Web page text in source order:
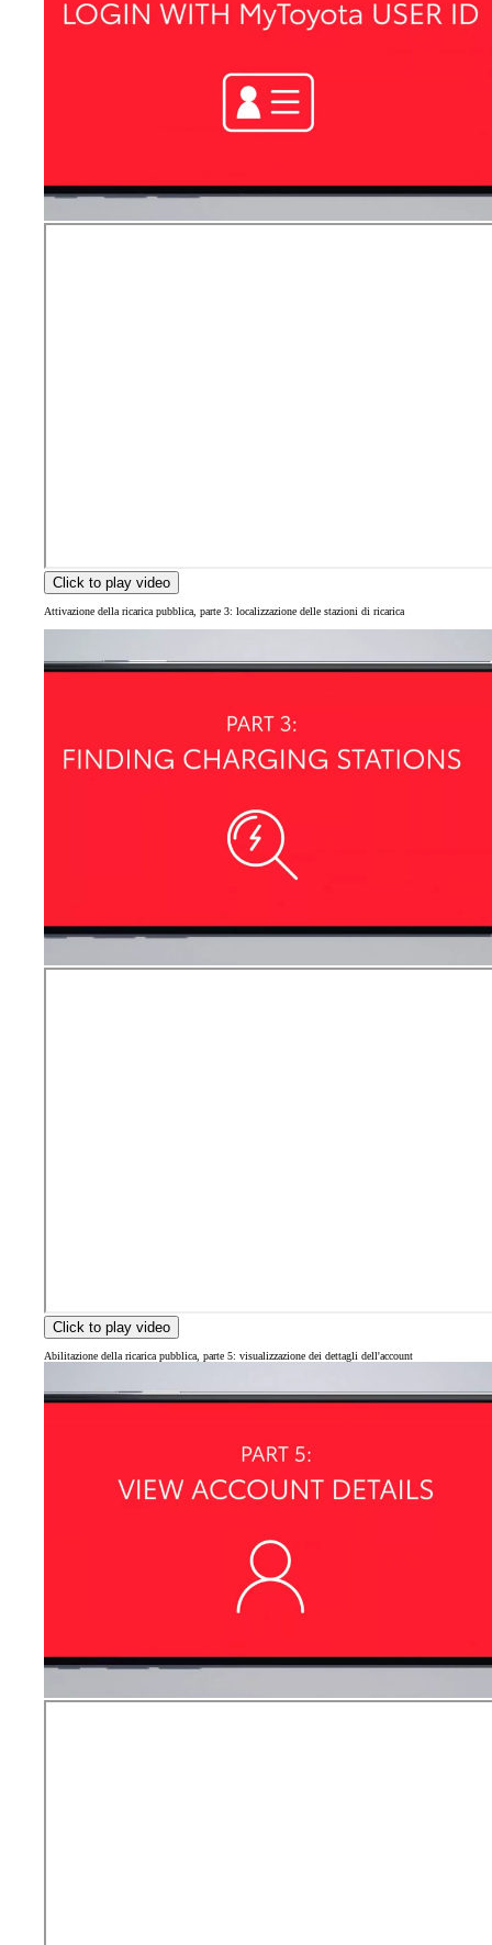
Click to play video
Attivazione della ricarica pubblica, parte 3: localizzazione delle stazioni di ricarica
Click to play video
Abilitazione della ricarica pubblica, parte 5: visualizzazione dei dettagli dell'account